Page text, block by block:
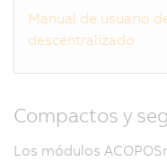
Manual de usuario
descentralizado
Compactos y
Los módulos